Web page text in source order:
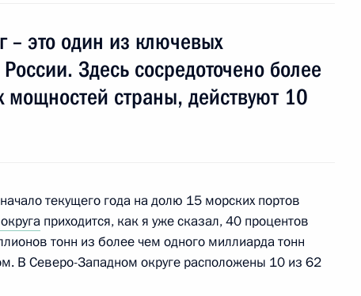
Белозёровым
– это один из ключевых
Здесь сосредоточено более
мощностей страны, действуют 10
текущего года на долю 15 морских портов
приходится, как я уже сказал, 40 процентов
тонн из более чем одного миллиарда тонн
В Северо-Западном округе расположены 10 из 62